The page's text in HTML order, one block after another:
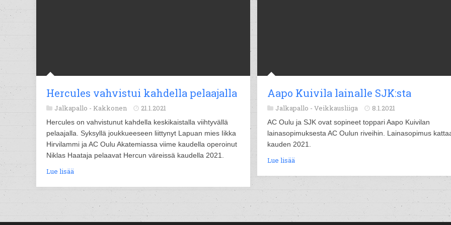
Hercules vahvistui kahdella pelaajalla
Jalkapallo - Kakkonen 21.1.2021
Hercules on vahvistunut kahdella keskikaistalla viihtyvällä
pelaajalla. Syksyllä joukkueeseen liittynyt Lapuan mies Iikka
Hirvilammi ja AC Oulu Akatemiassa viime kaudella operoinut
Niklas Haataja pelaavat Hercun väreissä kaudella 2021.
Lue lisää
Aapo Kuivila lainalle SJK:sta
Jalkapallo - Veikkausliiga 8.1.2021
AC Oulu ja SJK ovat sopineet toppari Aapo Kuivilan
lainasopimuksesta AC Oulun riveihin. Lainasopimus
kauden 2021.
Lue lisää